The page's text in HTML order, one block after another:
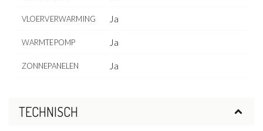
VLOERVERWARMING Ja
WARMTEPOMP Ja
ZONNEPANELEN Ja
TECHNISCH